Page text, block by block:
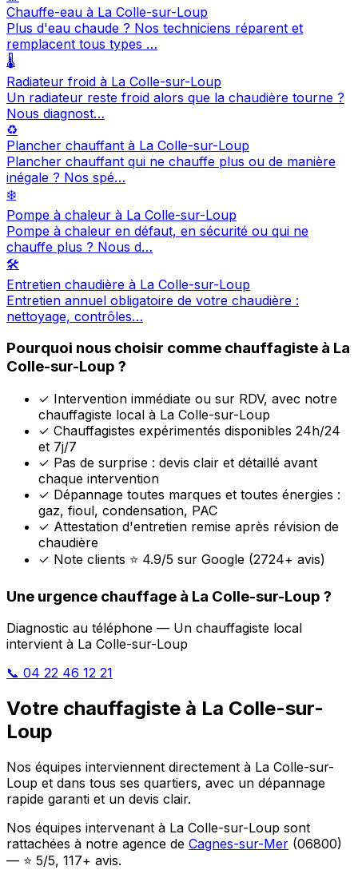
Chauffe-eau à La Colle-sur-Loup
Plus d'eau chaude ? Nos techniciens réparent et
remplacent tous types …
🌡️
Radiateur froid à La Colle-sur-Loup
Un radiateur reste froid alors que la chaudière tourne ?
Nous diagnost…
♻️
Plancher chauffant à La Colle-sur-Loup
Plancher chauffant qui ne chauffe plus ou de manière
inégale ? Nos spé…
❄️
Pompe à chaleur à La Colle-sur-Loup
Pompe à chaleur en défaut, en sécurité ou qui ne
chauffe plus ? Nous d…
🛠️
Entretien chaudière à La Colle-sur-Loup
Entretien annuel obligatoire de votre chaudière :
nettoyage, contrôles…
Pourquoi nous choisir comme chauffagiste à La
Colle-sur-Loup ?
✓ Intervention immédiate ou sur RDV, avec notre
chauffagiste local à La Colle-sur-Loup
✓ Chauffagistes expérimentés disponibles 24h/24
et 7j/7
✓ Pas de surprise : devis clair et détaillé avant
chaque intervention
✓ Dépannage toutes marques et toutes énergies :
gaz, fioul, condensation, PAC
✓ Attestation d'entretien remise après révision de
chaudière
✓ Note clients ⭐ 4.9/5 sur Google (2724+ avis)
Une urgence chauffage à La Colle-sur-Loup ?
Diagnostic au téléphone — Un chauffagiste local
intervient à La Colle-sur-Loup
📞 04 22 46 12 21
Votre chauffagiste à La Colle-sur-
Loup
Nos équipes interviennent directement à La Colle-sur-
Loup et dans tous ses quartiers, avec un dépannage
rapide garanti et un devis clair.
Nos équipes intervenant à La Colle-sur-Loup sont
rattachées à notre agence de Cagnes-sur-Mer (06800)
— ⭐ 5/5, 117+ avis.